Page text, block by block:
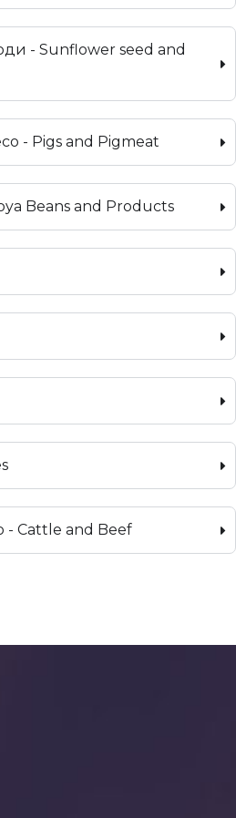
- Sunflower seed and
- Pigs and Pigmeat
Beans and Products
- Cattle and Beef